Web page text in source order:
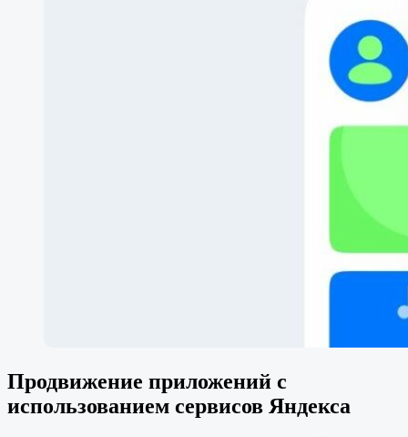
Продвижение приложений с
использованием сервисов Яндекса